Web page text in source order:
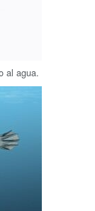
al agua.